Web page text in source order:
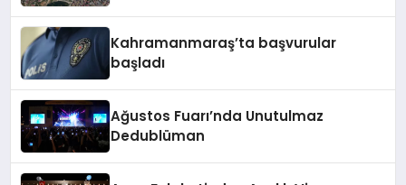
Kahramanmaraş’ta başvurular
başladı
Ağustos Fuarı’nda Unutulmaz
Dedublüman